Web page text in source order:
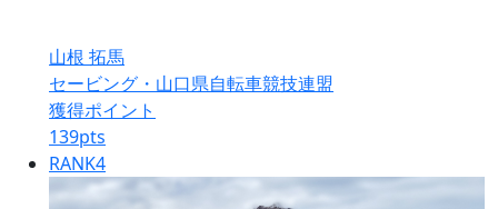
山根 拓馬
セービング・山口県自転車競技連盟
獲得ポイント
139pts
RANK4